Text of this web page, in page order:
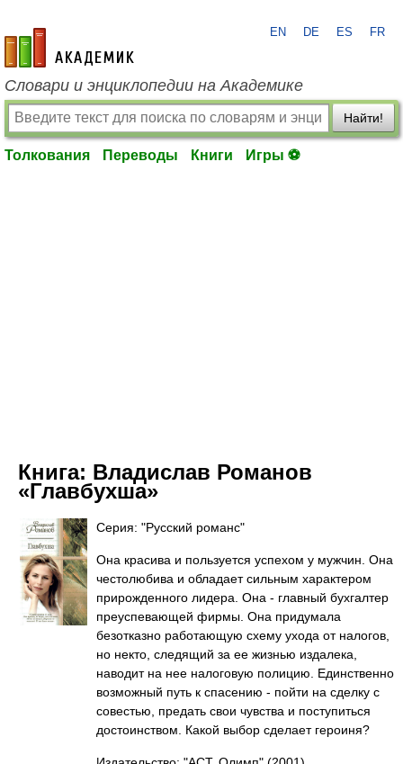
academic.ru
EN DE ES FR
Словари и энциклопедии на Академике
Найти!
Толкования Переводы Книги Игры ⚽
Книга: Владислав Романов
«Главбухша»
Серия: "Русский романс"
Она красива и пользуется успехом у мужчин. Она
честолюбива и обладает сильным характером
прирожденного лидера. Она - главный бухгалтер
преуспевающей фирмы. Она придумала
безотказно работающую схему ухода от налогов,
но некто, следящий за ее жизнью издалека,
наводит на нее налоговую полицию. Единственно
возможный путь к спасению - пойти на сделку с
совестью, предать свои чувства и поступиться
достоинством. Какой выбор сделает героиня?